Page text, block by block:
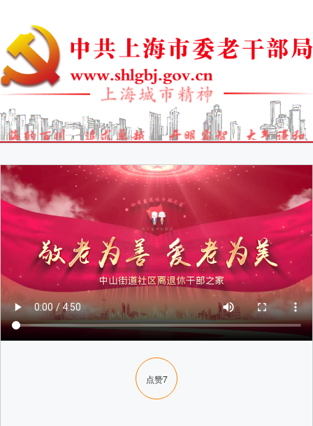
点赞7